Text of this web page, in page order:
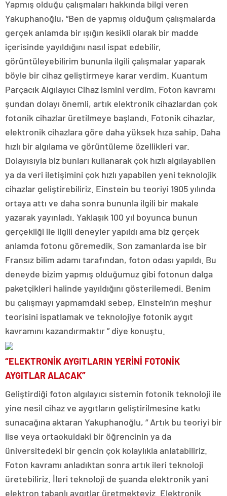
Yapmış olduğu çalışmaları hakkında bilgi veren
Yakuphanoğlu, “Ben de yapmış olduğum çalışmalarda
gerçek anlamda bir ışığın kesikli olarak bir madde
içerisinde yayıldığını nasıl ispat edebilir,
görüntüleyebilirim bununla ilgili çalışmalar yaparak
böyle bir cihaz geliştirmeye karar verdim. Kuantum
Parçacık Algılayıcı Cihaz ismini verdim. Foton kavramı
şundan dolayı önemli, artık elektronik cihazlardan çok
fotonik cihazlar üretilmeye başlandı. Fotonik cihazlar,
elektronik cihazlara göre daha yüksek hıza sahip. Daha
hızlı bir algılama ve görüntüleme özellikleri var.
Dolayısıyla biz bunları kullanarak çok hızlı algılayabilen
ya da veri iletişimini çok hızlı yapabilen yeni teknolojik
cihazlar geliştirebiliriz. Einstein bu teoriyi 1905 yılında
ortaya attı ve daha sonra bununla ilgili bir makale
yazarak yayınladı. Yaklaşık 100 yıl boyunca bunun
gerçekliği ile ilgili deneyler yapıldı ama biz gerçek
anlamda fotonu göremedik. Son zamanlarda ise bir
Fransız bilim adamı tarafından, foton odası yapıldı. Bu
deneyde bizim yapmış olduğumuz gibi fotonun dalga
paketçikleri halinde yayıldığını gösterilemedi. Benim
bu çalışmayı yapmamdaki sebep, Einstein’ın meşhur
teorisini ispatlamak ve teknolojiye fotonik aygıt
kavramını kazandırmaktır ” diye konuştu.
“ELEKTRONİK AYGITLARIN YERİNİ FOTONİK
AYGITLAR ALACAK”
Geliştirdiği foton algılayıcı sistemin fotonik teknoloji ile
yine nesil cihaz ve aygıtların geliştirilmesine katkı
sunacağına aktaran Yakuphanoğlu, “ Artık bu teoriyi bir
lise veya ortaokuldaki bir öğrencinin ya da
üniversitedeki bir gencin çok kolaylıkla anlatabiliriz.
Foton kavramı anladıktan sonra artık ileri teknoloji
üretebiliriz. İleri teknoloji de şuanda elektronik yani
elektron tabanlı aygıtlar üretmekteyiz. Elektronik